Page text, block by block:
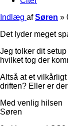
Indlæg afSøren »
Det lyder meget
Jeg tolker dit
hvilket tog der
Altså at et
driften? Eller er
Med venlig hilsen
Søren